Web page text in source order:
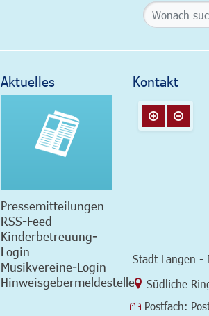
Aktuelles
Pressemitteilungen
RSS-Feed
Kinderbetreuung-
Login
Musikvereine-Login
Hinweisgebermeldestelle
Kontakt
Stadt Langen -
Link zur
Südliche
Postfach: